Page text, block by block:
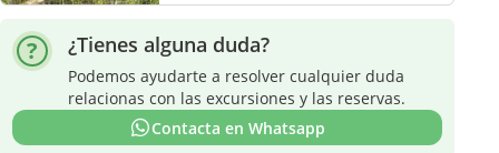
¿Tienes alguna duda?
Podemos ayudarte a resolver cualquier duda
relacionas con las excursiones y las reservas.
Contacta en Whatsapp